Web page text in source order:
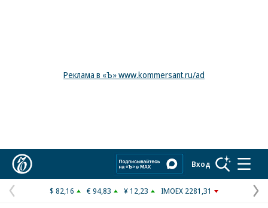
Реклама в «Ъ» www.kommersant.ru/ad
Вход
Предыдущая
$ 82,16 € 94,83 ¥ 12,23 IMOEX 2281,31